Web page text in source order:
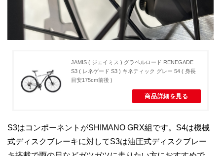
JAMIS ( ジェイミス ) グラベルロード RENEGADE
S3 ( レネゲード S3 ) キネティック グレー 54 ( 身長
目安175cm前後 )
商品詳細を見る
S3はコンポーネントがSHIMANO GRX組です。S4は機械
式ディスクブレーキに対してS3は油圧式ディスクブレー